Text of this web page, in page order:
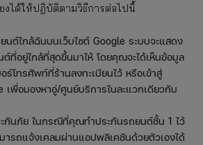
งได้ให้ปฏิบัติตามวิธีการต่อไปนี้
นต์ใกล้ฉันบนเว็บไซต์ Google ระบบจะแสดง
ที่อยู่ใกล้ที่สุดขึ้นมาให้ โดยคุณจะได้เห็นข้อมูล
ร์โทรศัพท์ที่ร้านลงทะเบียนไว้ หรือเข้าสู่
เพื่อมองหาอู่/ศูนย์บริการในละแวกเดียวกับ
กันภัย ในกรณีที่คุณทำประกันรถยนต์ชั้น 1 ไว้
ารถแจ้งเคลมผ่านแอปพลิเคชันด้วยตัวเองได้